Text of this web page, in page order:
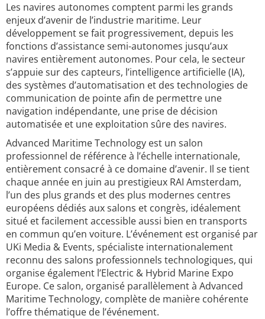
Les navires autonomes comptent parmi les grands
enjeux d’avenir de l’industrie maritime. Leur
développement se fait progressivement, depuis les
fonctions d’assistance semi-autonomes jusqu’aux
navires entièrement autonomes. Pour cela, le secteur
s’appuie sur des capteurs, l’intelligence artificielle (IA),
des systèmes d’automatisation et des technologies de
communication de pointe afin de permettre une
navigation indépendante, une prise de décision
automatisée et une exploitation sûre des navires.
Advanced Maritime Technology est un salon
professionnel de référence à l’échelle internationale,
entièrement consacré à ce domaine d’avenir. Il se tient
chaque année en juin au prestigieux RAI Amsterdam,
l’un des plus grands et des plus modernes centres
européens dédiés aux salons et congrès, idéalement
situé et facilement accessible aussi bien en transports
en commun qu’en voiture. L’événement est organisé par
UKi Media & Events, spécialiste internationalement
reconnu des salons professionnels technologiques, qui
organise également l’Electric & Hybrid Marine Expo
Europe. Ce salon, organisé parallèlement à Advanced
Maritime Technology, complète de manière cohérente
l’offre thématique de l’événement.